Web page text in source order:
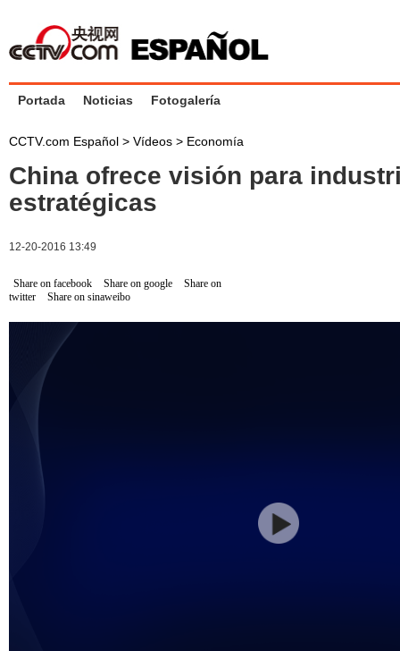
Portada Noticias Fotogalería
CCTV.com Español > Vídeos > Economía
China ofrece visión para
estratégicas
12-20-2016 13:49
Share on facebook Share on google
Share on
twitter
Share on sinaweibo